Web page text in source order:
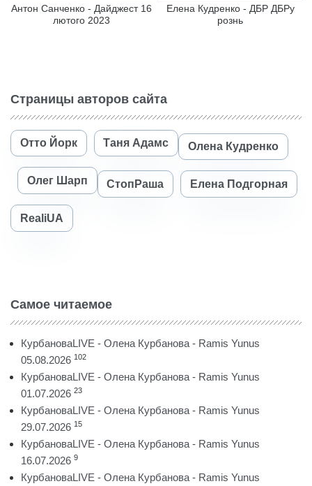
Антон Санченко - Дайджест 16
лютого 2023
Елена Кудренко - ДБР ДБРу
рознь
Страницы авторов сайта
Отто Йорк Таня Адамс Олена Кудренко
Олег Шарп СтопРаша Елена Подгорная
RealiUA
Самое читаемое
КурбановаLIVE - Олена Курбанова - Ramis Yunus
05.08.2026 102
КурбановаLIVE - Олена Курбанова - Ramis Yunus
01.07.2026 23
КурбановаLIVE - Олена Курбанова - Ramis Yunus
29.07.2026 15
КурбановаLIVE - Олена Курбанова - Ramis Yunus
16.07.2026 9
КурбановаLIVE - Олена Курбанова - Ramis Yunus